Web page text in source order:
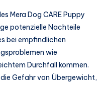
Mera Dog CARE Puppy
potenzielle Nachteile
bei empfindlichen
wie
Durchfall kommen.
Gefahr von Übergewicht,